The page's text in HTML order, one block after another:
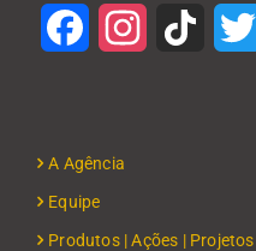
FacebookInstagramTikTok
A Agência
Equipe
Produtos | Ações | Projetos